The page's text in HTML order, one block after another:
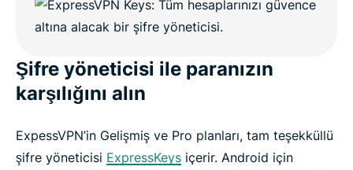
Şifre yöneticisi ile paranızın
karşılığını alın
ExpessVPN’in Gelişmiş ve Pro planları, tam teşekküllü
şifre yöneticisi ExpressKeys içerir. Android için